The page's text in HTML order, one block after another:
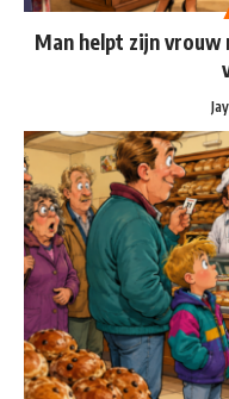
Man helpt zijn
Jay